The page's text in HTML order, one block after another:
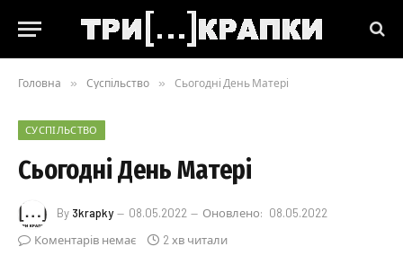
Головна » Суспільство » Сьогодні День Матері
СУСПІЛЬСТВО
Сьогодні День Матері
By 3krapky 08.05.2022 Оновлено: 08.05.2022
Коментарів немає
2 хв читали